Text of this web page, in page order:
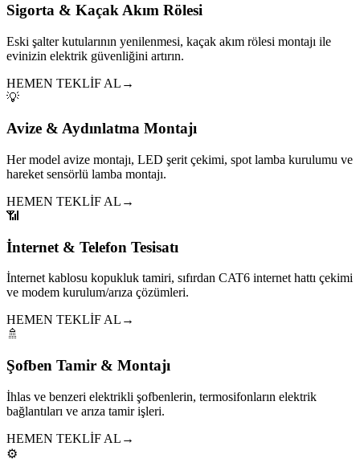
Sigorta & Kaçak Akım Rölesi
Eski şalter kutularının yenilenmesi, kaçak akım rölesi montajı ile
evinizin elektrik güvenliğini artırın.
HEMEN TEKLİF AL →
💡
Avize & Aydınlatma Montajı
Her model avize montajı, LED şerit çekimi, spot lamba kurulumu ve
hareket sensörlü lamba montajı.
HEMEN TEKLİF AL →
📶
İnternet & Telefon Tesisatı
İnternet kablosu kopukluk tamiri, sıfırdan CAT6 internet hattı çekimi
ve modem kurulum/arıza çözümleri.
HEMEN TEKLİF AL →
🚿
Şofben Tamir & Montajı
İhlas ve benzeri elektrikli şofbenlerin, termosifonların elektrik
bağlantıları ve arıza tamir işleri.
HEMEN TEKLİF AL →
⚙️